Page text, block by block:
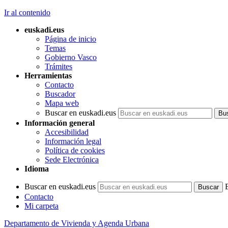
Ir al contenido
euskadi.eus
Página de inicio
Temas
Gobierno Vasco
Trámites
Herramientas
Contacto
Buscador
Mapa web
Buscar en euskadi.eus
Información general
Accesibilidad
Información legal
Política de cookies
Sede Electrónica
Idioma
Buscar en euskadi.eus
Contacto
Mi carpeta
Departamento de Vivienda y Agenda Urbana